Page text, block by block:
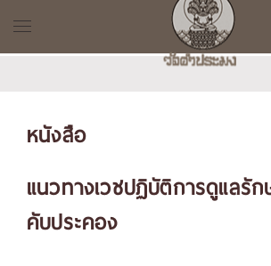
หนังสือ
แนวทางเวชปฏิบัติการดูแลรัก
คับประคอง